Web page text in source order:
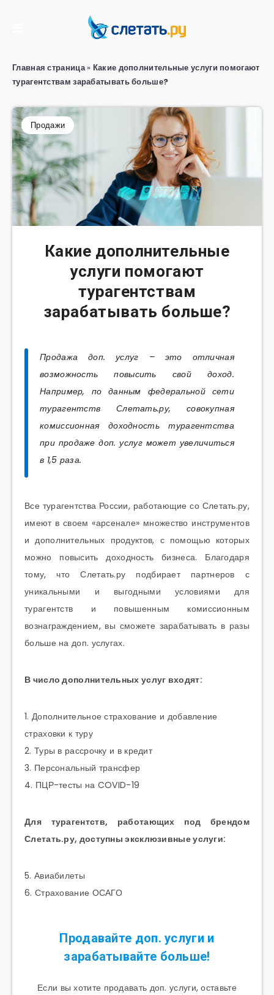
Главная страница» Какие дополнительные услуги помогают
турагентствам зарабатывать больше?
Продажи
Какие дополнительные
услуги помогают
турагентствам
зарабатывать больше?
Продажа доп. услуг – это отличная
возможность повысить свой доход.
Например, по данным федеральной сети
турагентств Слетать.ру, совокупная
комиссионная доходность турагентства
при продаже доп. услуг может увеличиться
в 1,5 раза.
Все турагентства России, работающие со Слетать.ру,
имеют в своем «арсенале» множество инструментов
и дополнительных продуктов, с помощью которых
можно повысить доходность бизнеса. Благодаря
тому, что Слетать.ру подбирает партнеров с
уникальными и выгодными условиями для
турагентств и повышенным комиссионным
вознаграждением, вы сможете зарабатывать в разы
больше на доп. услугах.
В число дополнительных услуг входят:
1. Дополнительное страхование и добавление
страховки к туру
2. Туры в рассрочку и в кредит
3. Персональный трансфер
4. ПЦР-тесты на COVID-19
Для турагентств, работающих под брендом
Слетать.ру, доступны эксклюзивные услуги:
5. Авиабилеты
6. Страхование ОСАГО
Продавайте доп. услуги и
зарабатывайте больше!
Если вы хотите продавать доп. услуги, оставьте